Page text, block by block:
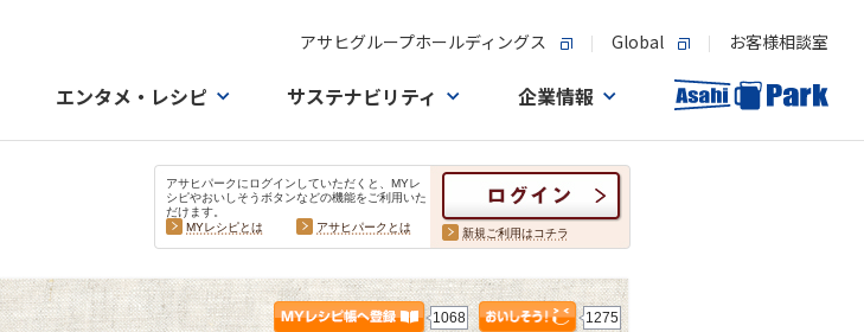
アサヒグループホールディングス Global お客様相談室
エンタメ・レシピ サステナビリティ 企業情報
アサヒパークにログインしていただくと、MYレ
シピやおいしそうボタンなどの機能をご利用いた
だけます。
MYレシピとは
アサヒパークとは 新規ご利用はコチラ
1068 1275